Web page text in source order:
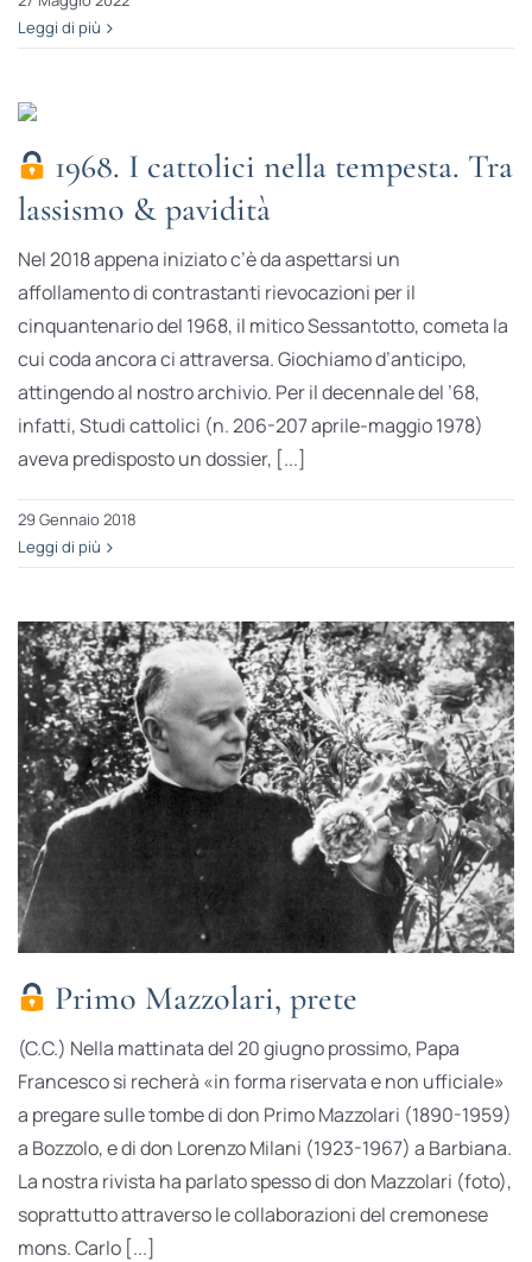
Leggi di più
1968. I cattolici nella tempesta. Tra
lassismo & pavidità
Nel 2018 appena iniziato c’è da aspettarsi un
affollamento di contrastanti rievocazioni per il
cinquantenario del 1968, il mitico Sessantotto, cometa la
cui coda ancora ci attraversa. Giochiamo d’anticipo,
attingendo al nostro archivio. Per il decennale del ’68,
infatti, Studi cattolici (n. 206-207 aprile-maggio 1978)
aveva predisposto un dossier, [...]
29 Gennaio 2018
Leggi di più
Primo Mazzolari, prete
(C.C.) Nella mattinata del 20 giugno prossimo, Papa
Francesco si recherà «in forma riservata e non ufficiale»
a pregare sulle tombe di don Primo Mazzolari (1890-1959)
a Bozzolo, e di don Lorenzo Milani (1923-1967) a Barbiana.
La nostra rivista ha parlato spesso di don Mazzolari (foto),
soprattutto attraverso le collaborazioni del cremonese
mons. Carlo [...]